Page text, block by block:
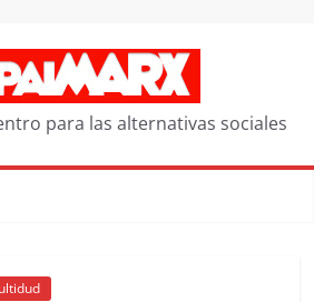
para las alternativas sociales